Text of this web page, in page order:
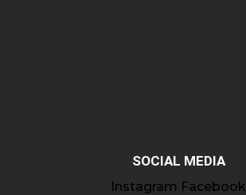
SOCIAL MEDIA
Instagram Facebook